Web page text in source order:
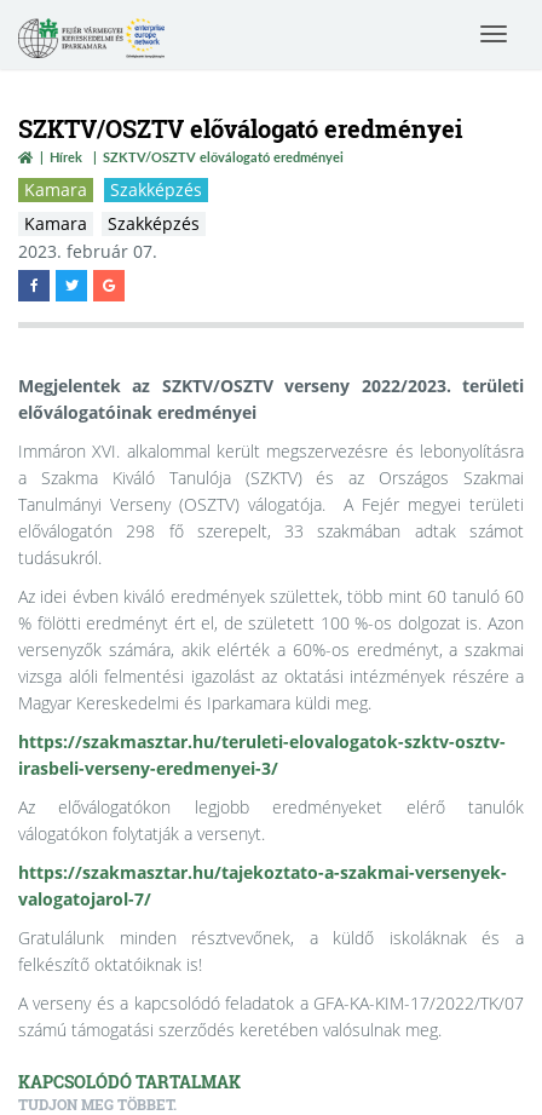
Toggle
SZKTV/OSZTV előválogató eredményei
Hírek SZKTV/OSZTV előválogató eredményei
Kamara
Szakképzés
Kamara
Szakképzés
2023. február 07.
Megjelentek az SZKTV/OSZTV verseny 2022/2023. területi
előválogatóinak eredményei
Immáron XVI. alkalommal került megszervezésre és lebonyolításra
a Szakma Kiváló Tanulója (SZKTV) és az Országos Szakmai
Tanulmányi Verseny (OSZTV) válogatója. A Fejér megyei területi
előválogatón 298 fő szerepelt, 33 szakmában adtak számot
tudásukról.
Az idei évben kiváló eredmények születtek, több mint 60 tanuló 60
% fölötti eredményt ért el, de született 100 %-os dolgozat is. Azon
versenyzők számára, akik elérték a 60%-os eredményt, a szakmai
vizsga alóli felmentési igazolást az oktatási intézmények részére a
Magyar Kereskedelmi és Iparkamara küldi meg.
https://szakmasztar.hu/teruleti-elovalogatok-szktv-osztv-
irasbeli-verseny-eredmenyei-3/
Az előválogatókon legjobb eredményeket elérő tanulók
válogatókon folytatják a versenyt.
https://szakmasztar.hu/tajekoztato-a-szakmai-versenyek-
valogatojarol-7/
Gratulálunk minden résztvevőnek, a küldő iskoláknak és a
felkészítő oktatóiknak is!
A verseny és a kapcsolódó feladatok a GFA-KA-KIM-17/2022/TK/07
számú támogatási szerződés keretében valósulnak meg.
KAPCSOLÓDÓ TARTALMAK
TUDJON MEG TÖBBET.